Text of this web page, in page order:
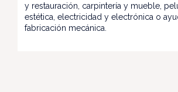
y restauración, carpintería y mueble,
estética, electricidad y electrónica o
fabricación mecánica.